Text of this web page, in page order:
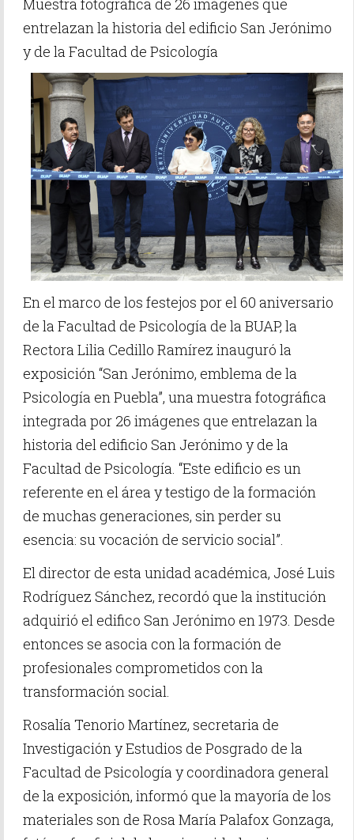
entrelazan la historia del edificio San Jerónimo
y de la Facultad de Psicología
En el marco de los festejos por el 60 aniversario
de la Facultad de Psicología de la BUAP, la
Rectora Lilia Cedillo Ramírez inauguró la
exposición “San Jerónimo, emblema de la
Psicología en Puebla”, una muestra fotográfica
integrada por 26 imágenes que entrelazan la
historia del edificio San Jerónimo y de la
Facultad de Psicología. “Este edificio es un
referente en el área y testigo de la formación
de muchas generaciones, sin perder su
esencia: su vocación de servicio social”.
El director de esta unidad académica, José Luis
Rodríguez Sánchez, recordó que la institución
adquirió el edifico San Jerónimo en 1973. Desde
entonces se asocia con la formación de
profesionales comprometidos con la
transformación social.
Rosalía Tenorio Martínez, secretaria de
Investigación y Estudios de Posgrado de la
Facultad de Psicología y coordinadora general
de la exposición, informó que la mayoría de los
materiales son de Rosa María Palafox Gonzaga,